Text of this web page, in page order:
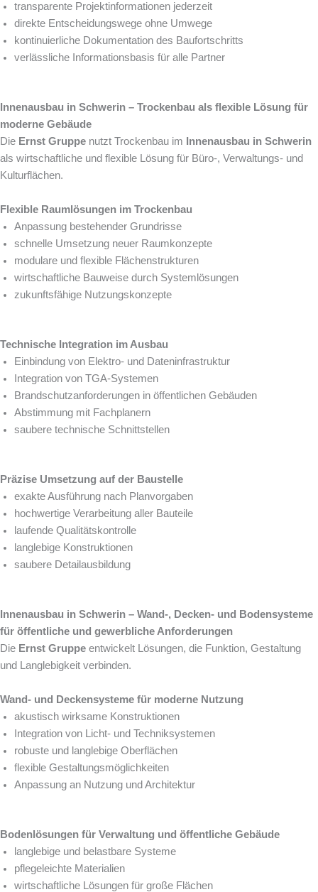
transparente Projektinformationen jederzeit
direkte Entscheidungswege ohne Umwege
kontinuierliche Dokumentation des Baufortschritts
verlässliche Informationsbasis für alle Partner
Innenausbau in Schwerin – Trockenbau als flexible Lösung für
moderne Gebäude
Die Ernst Gruppe nutzt Trockenbau im
Innenausbau in Schwerin
als wirtschaftliche und flexible Lösung für Büro-, Verwaltungs- und
Kulturflächen.
Flexible Raumlösungen im Trockenbau
Anpassung bestehender Grundrisse
schnelle Umsetzung neuer Raumkonzepte
modulare und flexible Flächenstrukturen
wirtschaftliche Bauweise durch Systemlösungen
zukunftsfähige Nutzungskonzepte
Technische Integration im Ausbau
Einbindung von Elektro- und Dateninfrastruktur
Integration von TGA-Systemen
Brandschutzanforderungen in öffentlichen Gebäuden
Abstimmung mit Fachplanern
saubere technische Schnittstellen
Präzise Umsetzung auf der Baustelle
exakte Ausführung nach Planvorgaben
hochwertige Verarbeitung aller Bauteile
laufende Qualitätskontrolle
langlebige Konstruktionen
saubere Detailausbildung
Innenausbau in Schwerin – Wand-, Decken- und Bodensysteme
für öffentliche und gewerbliche Anforderungen
Die Ernst Gruppe entwickelt Lösungen, die Funktion, Gestaltung
und Langlebigkeit verbinden.
Wand- und Deckensysteme für moderne Nutzung
akustisch wirksame Konstruktionen
Integration von Licht- und Techniksystemen
robuste und langlebige Oberflächen
flexible Gestaltungsmöglichkeiten
Anpassung an Nutzung und Architektur
Bodenlösungen für Verwaltung und öffentliche Gebäude
langlebige und belastbare Systeme
pflegeleichte Materialien
wirtschaftliche Lösungen für große Flächen